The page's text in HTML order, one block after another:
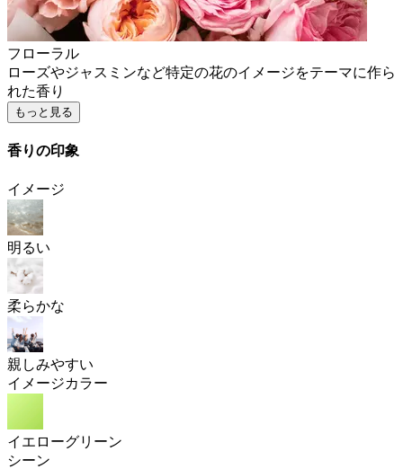
フローラル
ローズやジャスミンなど特定の花のイメージをテーマに作ら
れた香り
もっと見る
香りの印象
イメージ
明るい
柔らかな
親しみやすい
イメージカラー
イエローグリーン
シーン